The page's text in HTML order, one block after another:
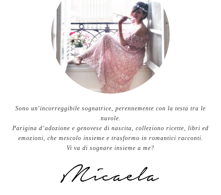
Sono un'incorreggibile sognatrice, perennemente con la testa tra le
nuvole.
Parigina d’adozione e genovese di nascita, colleziono ricette, libri ed
emozioni, che mescolo insieme e trasformo in romantici racconti.
Vi va di sognare insieme a me?